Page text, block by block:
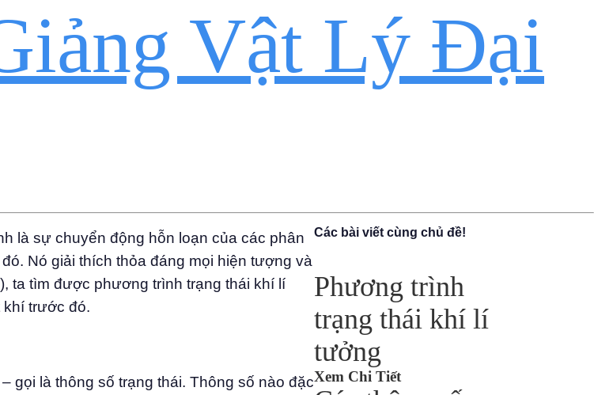
Vật Lý Đại
là sự chuyển động hỗn loạn của các phân
Nó giải thích thỏa đáng mọi hiện tượng và
ta tìm được phương trình trạng thái khí lí
khí trước đó.
gọi là thông số trạng thái. Thông số nào đặc
Các bài viết cùng chủ đề!
Phương trình
trạng thái khí lí
tưởng
Xem Chi Tiết